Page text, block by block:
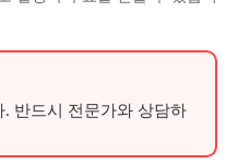
반드시 전문가와 상담하